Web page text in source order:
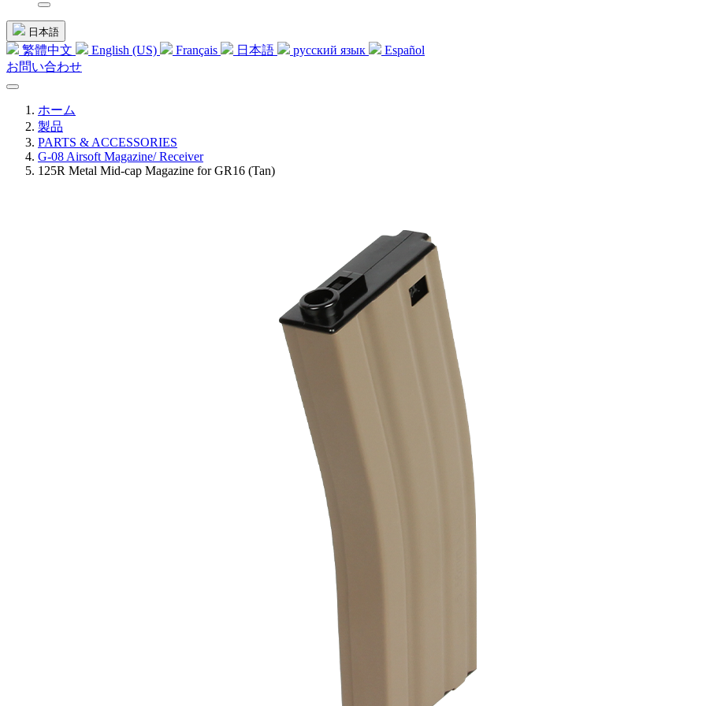
日本語
繁體中文 English (US) Français 日本語 русский язык
Español
お問い合わせ
ホーム
製品
PARTS & ACCESSORIES
G-08 Airsoft Magazine/ Receiver
125R Metal Mid-cap Magazine for GR16 (Tan)